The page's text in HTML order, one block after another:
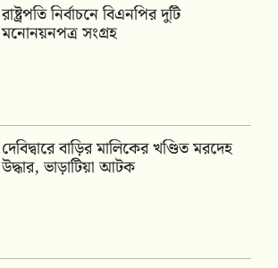
রাষ্ট্রপতি নির্বাচনে বিএনপির দুটি
মনোনয়নপত্র সংগ্রহ
দেবিদ্বারে বাড়ির মালিকের খণ্ডিত মরদেহ
উদ্ধার, ভাড়াটিয়া আটক